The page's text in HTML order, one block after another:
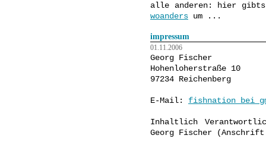
alle anderen: hier
woanders um ...
impressum
01.11.2006
Georg Fischer
Hohenloherstraße 10
97234 Reichenberg
E-Mail: fishnation bei
Inhaltlich
Georg Fischer